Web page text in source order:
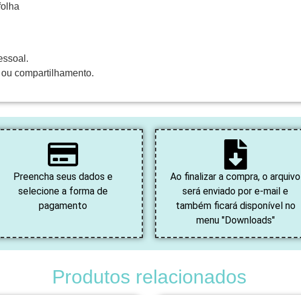
compartilhamento.
Preencha seus dados e
selecione a forma de
pagamento
Ao finalizar a compra, o arquivo
será enviado por e-mail e
também ficará disponível no
menu "Downloads"
Produtos relacionados